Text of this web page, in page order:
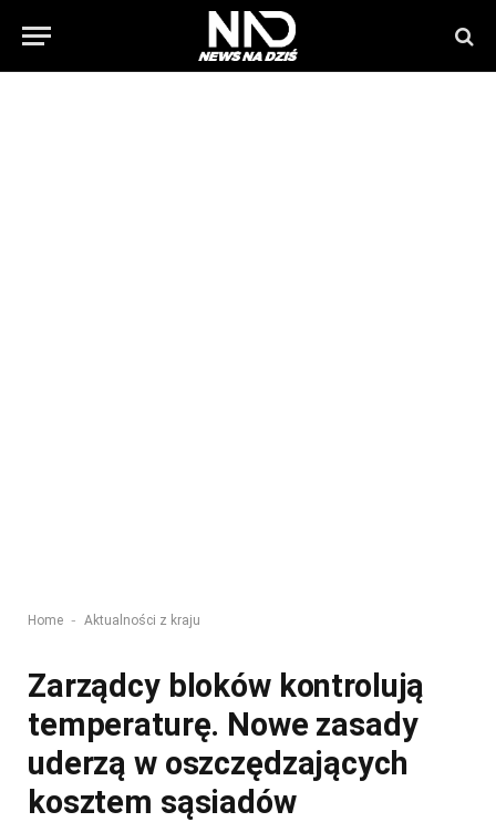
Home - Aktualności z kraju
Zarządcy bloków kontrolują
temperaturę. Nowe zasady
uderzą w oszczędzających
kosztem sąsiadów